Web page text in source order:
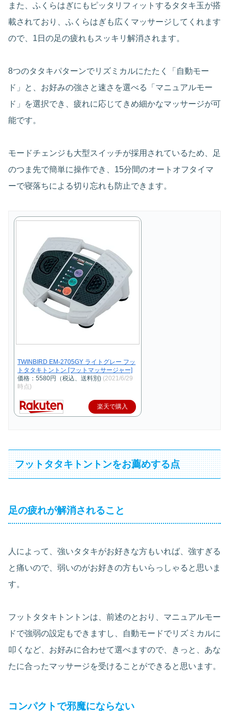
また、ふくらはぎにもピッタリフィットするタタキ玉が搭
載されており、ふくらはぎも広くマッサージしてくれます
ので、1日の足の疲れもスッキリ解消されます。
8つのタタキパターンでリズミカルにたたく「自動モー
ド」と、お好みの強さと速さを選べる「マニュアルモー
ド」を選択でき、疲れに応じてきめ細かなマッサージが可
能です。
モードチェンジも大型スイッチが採用されているため、足
のつま先で簡単に操作でき、15分間のオートオフタイマ
ーで寝落ちによる切り忘れも防止できます。
TWINBIRD EM-2705GY ライトグレー フッ
トタタキトントン [フットマッサージャー]
価格：5580円（税込、送料別) (2021/6/29
時点)
楽天で購入
フットタタキトントンをお薦めする点
足の疲れが解消されること
人によって、強いタタキがお好きな方もいれば、強すぎる
と痛いので、弱いのがお好きの方もいらっしゃると思いま
す。
フットタタキトントンは、前述のとおり、マニュアルモー
ドで強弱の設定もできますし、自動モードでリズミカルに
叩くなど、お好みに合わせて選べますので、きっと、あな
たに合ったマッサージを受けることができると思います。
コンパクトで邪魔にならない